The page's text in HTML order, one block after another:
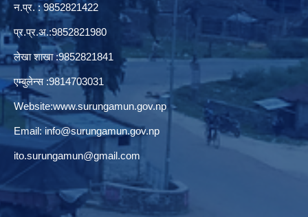
न.प्र. : 9852821422
प्र.प्र.अ.:9852821980
लेखा शाखा :9852821841
एम्बुलेन्स :9814703031
Website:www.surungamun.gov.np
Email: info@surungamun.gov.np
ito.surungamun@gmail.com